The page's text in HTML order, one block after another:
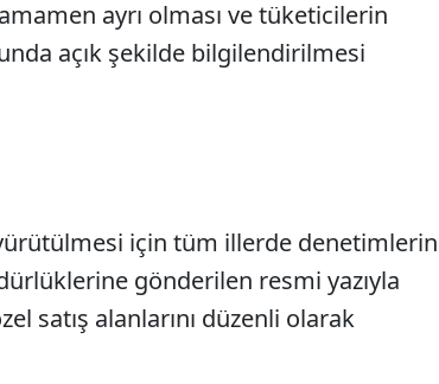
ayrı olması ve tüketicilerin
açık şekilde bilgilendirilmesi
için tüm illerde denetimlerin
gönderilen resmi yazıyla
satış alanlarını düzenli olarak